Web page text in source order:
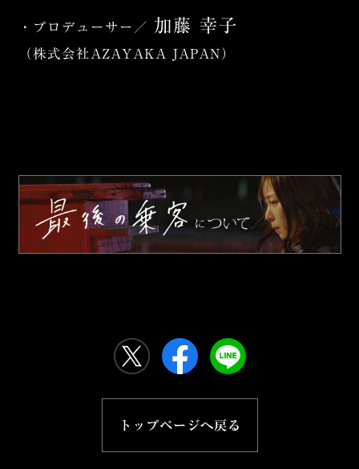
・プロデューサー／ 加藤 幸子
（株式会社AZAYAKA JAPAN）
トップページへ戻る